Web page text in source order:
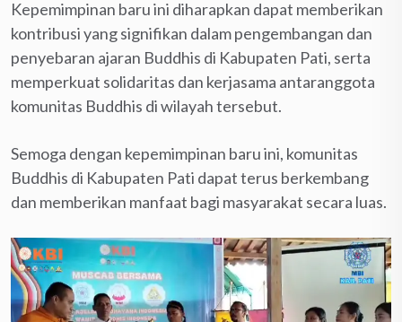
Kepemimpinan baru ini diharapkan dapat memberikan
kontribusi yang signifikan dalam pengembangan dan
penyebaran ajaran Buddhis di Kabupaten Pati, serta
memperkuat solidaritas dan kerjasama antaranggota
komunitas Buddhis di wilayah tersebut.
Semoga dengan kepemimpinan baru ini, komunitas
Buddhis di Kabupaten Pati dapat terus berkembang
dan memberikan manfaat bagi masyarakat secara luas.